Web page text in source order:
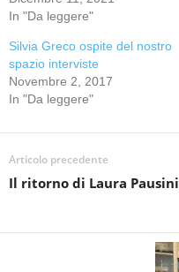
In "Da leggere"
Silvia Greco ospite del nostro
spazio interviste
Novembre 2, 2017
In "Da leggere"
Articolo precedente
Il ritorno di Laura Pausini